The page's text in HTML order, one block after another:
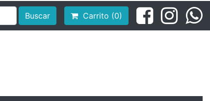
Buscar Carrito (0)